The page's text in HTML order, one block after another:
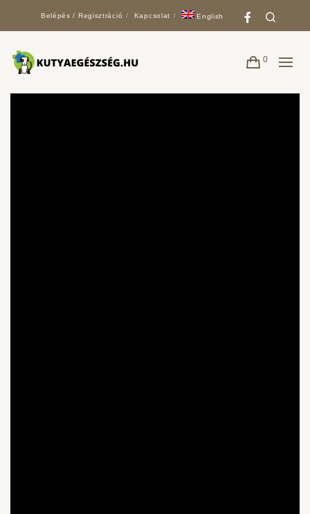
Belépés / Regisztráció Kapcsolat English
0